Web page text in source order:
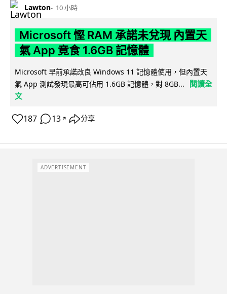
Lawton 10 小時
Microsoft 慳 RAM 承諾未兌現 內置天
氣 App 竟食 1.6GB 記憶體
Microsoft 早前承諾改良 Windows 11 記憶體使用，但內置天
氣 App 測試發現最高可佔用 1.6GB 記憶體，對 8GB...
閱讀全
文
187 13 ↗ 分享
ADVERTISEMENT